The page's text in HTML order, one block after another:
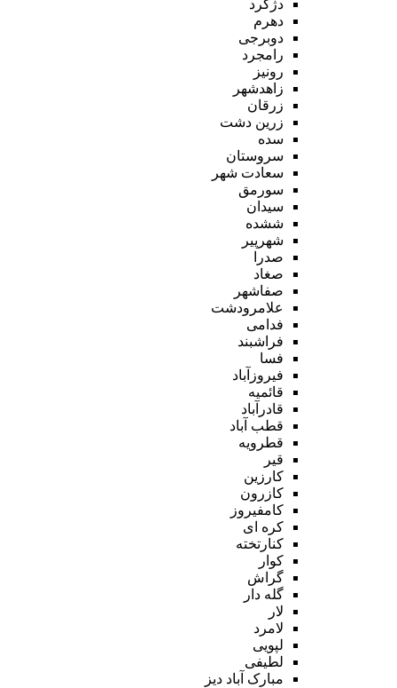
دژکرد
دهرم
دوبرجی
رامجرد
رونیز
زاهدشهر
زرقان
زرین دشت
سده
سروستان
سعادت شهر
سورمق
سیدان
ششده
شهرپیر
صدرا
صغاد
صفاشهر
علامرودشت
فدامی
فراشبند
فسا
فیروزآباد
قائمیه
قادرآباد
قطب آباد
قطرویه
قیر
کارزین
کازرون
کامفیروز
کره ای
کنارتخته
کوار
گراش
گله دار
لار
لامرد
لپویی
لطیفی
مبارک آباد دیز